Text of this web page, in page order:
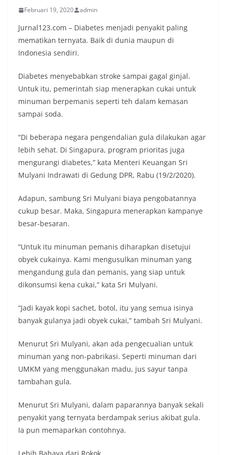
Februari 19, 2020 admin
Jurnal123.com – Diabetes menjadi penyakit paling
mematikan ternyata. Baik di dunia maupun di
Indonesia sendiri.
Diabetes menyebabkan stroke sampai gagal ginjal.
Untuk itu, pemerintah siap menerapkan cukai untuk
minuman berpemanis seperti teh dalam kemasan
sampai soda.
“Di beberapa negara pengendalian gula dilakukan agar
lebih sehat. Di Singapura, program prioritas juga
mengurangi diabetes,” kata Menteri Keuangan Sri
Mulyani Indrawati di Gedung DPR, Rabu (19/2/2020).
Adapun, sambung Sri Mulyani biaya pengobatannya
cukup besar. Maka, Singapura menerapkan kampanye
besar-besaran.
“Untuk itu minuman pemanis diharapkan disetujui
obyek cukainya. Kami mengusulkan minuman yang
mengandung gula dan pemanis, yang siap untuk
dikonsumsi kena cukai,” kata Sri Mulyani.
“Jadi kayak kopi sachet, botol, itu yang semua isinya
banyak gulanya jadi obyek cukai,” tambah Sri Mulyani.
Menurut Sri Mulyani, akan ada pengecualian untuk
minuman yang non-pabrikasi. Seperti minuman dari
UMKM yang menggunakan madu, jus sayur tanpa
tambahan gula.
Menurut Sri Mulyani, dalam paparannya banyak sekali
penyakit yang ternyata berdampak serius akibat gula.
Ia pun memaparkan contohnya.